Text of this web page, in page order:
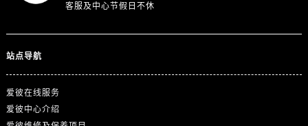
客服及中心节假日不休
站点导航
爱彼在线服务
爱彼中心介绍